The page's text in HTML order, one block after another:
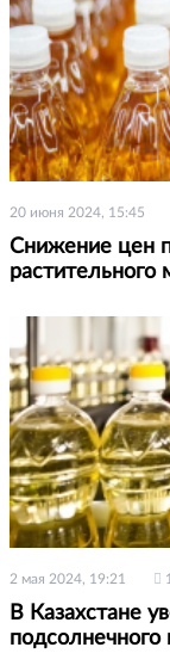
20 июня 2024, 15:45
Снижение цен
2 мая 2024, 19:21
В Казахстане
подсолнечного